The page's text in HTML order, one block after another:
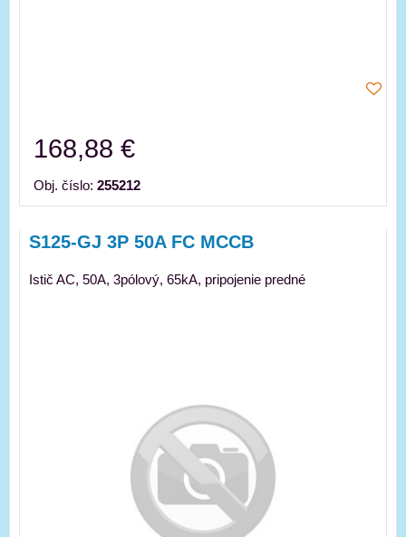
168,88 €
Obj. číslo: 255212
S125-GJ 3P 50A FC MCCB
Istič AC, 50A, 3pólový, 65kA, pripojenie predné